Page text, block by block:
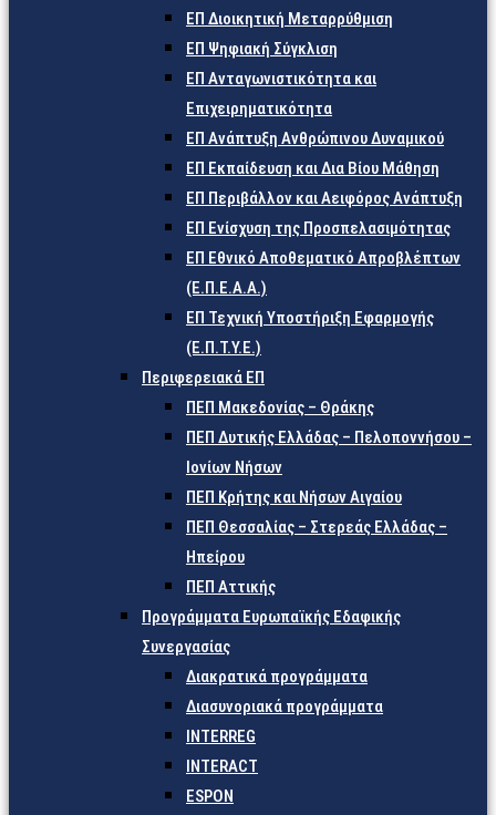
ΕΠ Διοικητική Μεταρρύθμιση
ΕΠ Ψηφιακή Σύγκλιση
ΕΠ Ανταγωνιστικότητα και
Επιχειρηματικότητα
ΕΠ Ανάπτυξη Ανθρώπινου Δυναμικού
ΕΠ Εκπαίδευση και Δια Βίου Μάθηση
ΕΠ Περιβάλλον και Αειφόρος Ανάπτυξη
ΕΠ Ενίσχυση της Προσπελασιμότητας
ΕΠ Εθνικό Αποθεματικό Απροβλέπτων
(Ε.Π.Ε.Α.Α.)
ΕΠ Τεχνική Υποστήριξη Εφαρμογής
(Ε.Π.Τ.Υ.Ε.)
Περιφερειακά ΕΠ
ΠΕΠ Μακεδονίας – Θράκης
ΠΕΠ Δυτικής Ελλάδας – Πελοποννήσου –
Ιονίων Νήσων
ΠΕΠ Κρήτης και Νήσων Αιγαίου
ΠΕΠ Θεσσαλίας – Στερεάς Ελλάδας –
Ηπείρου
ΠΕΠ Αττικής
Προγράμματα Ευρωπαϊκής Εδαφικής
Συνεργασίας
Διακρατικά προγράμματα
Διασυνοριακά προγράμματα
INTERREG
INTERACT
ESPON